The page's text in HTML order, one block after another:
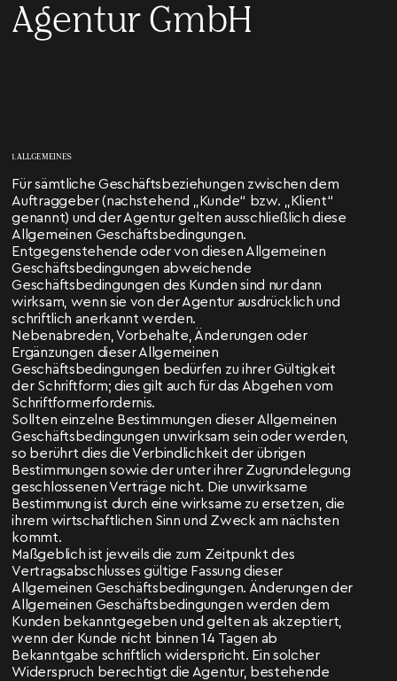
Agentur GmbH
1. ALLGEMEINES
Für sämtliche Geschäftsbeziehungen zwischen dem
Auftraggeber (nachstehend „Kunde“ bzw. „Klient“
genannt) und der Agentur gelten ausschließlich diese
Allgemeinen Geschäftsbedingungen.
Entgegenstehende oder von diesen Allgemeinen
Geschäftsbedingungen abweichende
Geschäftsbedingungen des Kunden sind nur dann
wirksam, wenn sie von der Agentur ausdrücklich und
schriftlich anerkannt werden.
Nebenabreden, Vorbehalte, Änderungen oder
Ergänzungen dieser Allgemeinen
Geschäftsbedingungen bedürfen zu ihrer Gültigkeit
der Schriftform; dies gilt auch für das Abgehen vom
Schriftformerfordernis.
Sollten einzelne Bestimmungen dieser Allgemeinen
Geschäftsbedingungen unwirksam sein oder werden,
so berührt dies die Verbindlichkeit der übrigen
Bestimmungen sowie der unter ihrer Zugrundelegung
geschlossenen Verträge nicht. Die unwirksame
Bestimmung ist durch eine wirksame zu ersetzen, die
ihrem wirtschaftlichen Sinn und Zweck am nächsten
kommt.
Maßgeblich ist jeweils die zum Zeitpunkt des
Vertragsabschlusses gültige Fassung dieser
Allgemeinen Geschäftsbedingungen. Änderungen der
Allgemeinen Geschäftsbedingungen werden dem
Kunden bekanntgegeben und gelten als akzeptiert,
wenn der Kunde nicht binnen 14 Tagen ab
Bekanntgabe schriftlich widerspricht. Ein solcher
Widerspruch berechtigt die Agentur, bestehende